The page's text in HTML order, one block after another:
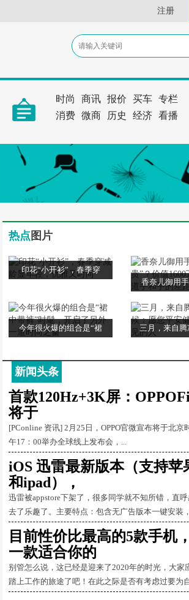
注册
时尚 商讯 报价 买车 专栏
消费 微商 历史 经济 看播
热点 图片
印花“小开衫”，春季穿
香奈儿御用
今年很火爆的组合是“裙 三月，来自
新闻头条
首款120Hz+3K屏：
将于
[PConline 资讯] 2月25日，OPPO官微宣布将于北京
午17：00举办全球线上发布会，...
iOS 迅雷最新版本（支持苹
和ipad），
迅雷被appstore下架了，很多同学就不知所错，直
去了乐趣了。主要特点：包含无广告版本一键安装
目前性价比最高的5款手机
一款适合你的
别管怎么说，这已经是迎来了2020年的时光，大家
踏上工作的旅途了吧！在此之际是否有考虑过要为